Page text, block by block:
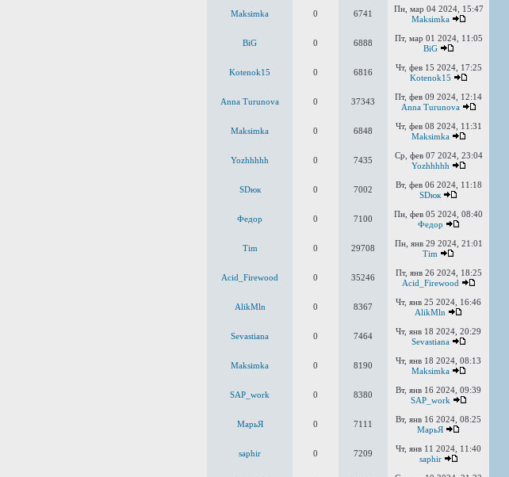
Maksimka 0 6741
Пн, мар 04 2024, 15:47
Maksimka
BiG 0 6888
Пт, мар 01 2024, 11:05
BiG
Kotenok15 0 6816
Чт, фев 15 2024, 17:25
Kotenok15
Anna Turunova 0 37343
Пт, фев 09 2024, 12:14
Anna Turunova
Maksimka 0 6848
Чт, фев 08 2024, 11:31
Maksimka
Yozhhhhh 0 7435
Ср, фев 07 2024, 23:04
Yozhhhhh
SDюк 0 7002
Вт, фев 06 2024, 11:18
SDюк
Федор 0 7100
Пн, фев 05 2024, 08:40
Федор
Tim 0 29708
Пн, янв 29 2024, 21:01
Tim
Acid_Firewood 0 35246
Пт, янв 26 2024, 18:25
Acid_Firewood
AlikMln 0 8367
Чт, янв 25 2024, 16:46
AlikMln
Sevastiana 0 7464
Чт, янв 18 2024, 20:29
Sevastiana
Maksimka 0 8190
Чт, янв 18 2024, 08:13
Maksimka
SAP_work 0 8380
Вт, янв 16 2024, 09:39
SAP_work
MaрьЯ 0 7111
Вт, янв 16 2024, 08:25
MaрьЯ
saphir 0 7209
Чт, янв 11 2024, 11:40
saphir